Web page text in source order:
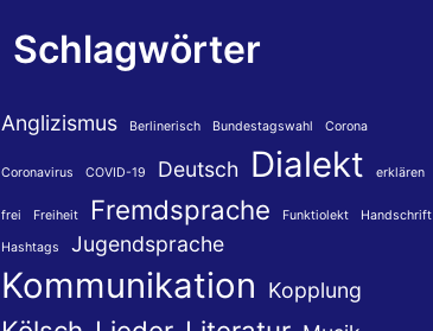
Schlagwörter
Anglizismus Berlinerisch Bundestagswahl Corona
Coronavirus COVID-19 Deutsch Dialekt erklären
frei Freiheit Fremdsprache Funktiolekt Handschrift
Hashtags Jugendsprache
Kommunikation Kopplung